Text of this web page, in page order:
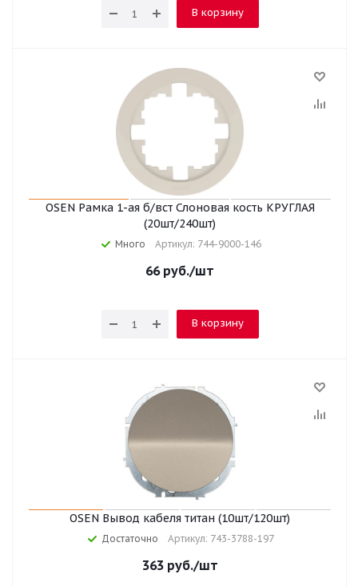
В корзину
OSEN Рамка 1-ая б/вст Слоновая кость КРУГЛАЯ
(20шт/240шт)
Много Артикул: 744-9000-146
66руб./шт
В корзину
OSEN Вывод кабеля титан (10шт/120шт)
Достаточно Артикул: 743-3788-197
363руб./шт